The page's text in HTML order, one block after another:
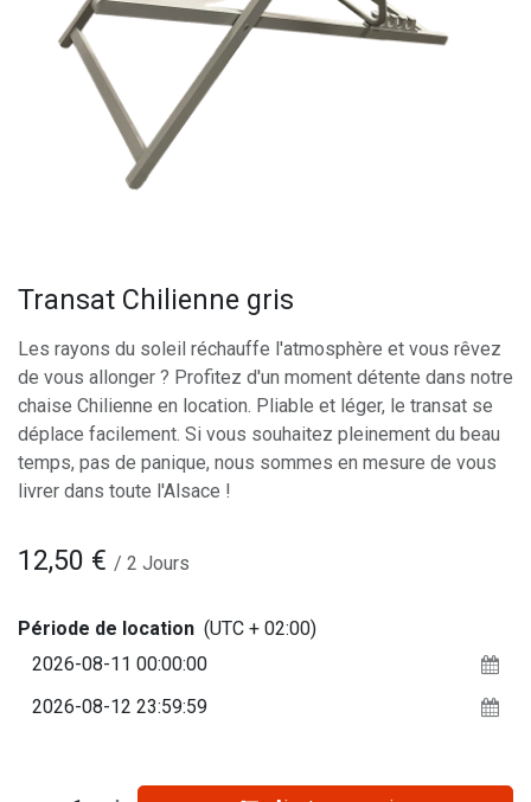
Transat Chilienne gris
Les rayons du soleil réchauffe l'atmosphère et vous rêvez
de vous allonger ? Profitez d'un moment détente dans notre
chaise Chilienne en location. Pliable et léger, le transat se
déplace facilement. Si vous souhaitez pleinement du beau
temps, pas de panique, nous sommes en mesure de vous
livrer dans toute l'Alsace !
12,50 € / 2 Jours
Période de location (UTC + 02:00)